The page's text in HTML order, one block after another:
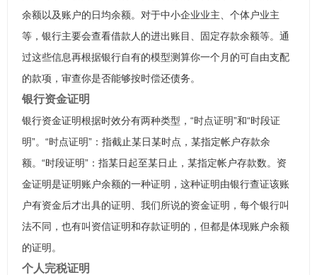
余额以及账户的日均余额。对于中小企业业主、个体户业主
等，银行主要会查看借款人的进出账目、固定存款余额等。通
过这些信息再根据银行自有的模型测算你一个月的可自由支配
的款项，审查你是否能够按时偿还债务。
银行资金证明
银行资金证明根据时效分有两种类型，“时点证明”和“时段证
明”。“时点证明”：指截止某日某时点，某指定帐户存款余
额。“时段证明”：指某日起至某日止，某指定帐户存款数。资
金证明是证明账户余额的一种证明，这种证明由银行查证该账
户有资金后才出具的证明、我们所说的资金证明，每个银行叫
法不同，也有叫资信证明和存款证明的，但都是体现账户余额
的证明。
个人完税证明